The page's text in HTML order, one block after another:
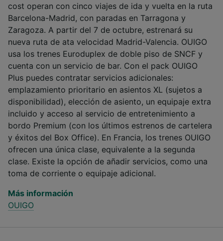
cost operan con cinco viajes de ida y vuelta en la ruta
Barcelona-Madrid, con paradas en Tarragona y
Zaragoza. A partir del 7 de octubre, estrenará su
nueva ruta de ata velocidad Madrid-Valencia. OUIGO
usa los trenes Euroduplex de doble piso de SNCF y
cuenta con un servicio de bar. Con el pack OUIGO
Plus puedes contratar servicios adicionales:
emplazamiento prioritario en asientos XL (sujetos a
disponibilidad), elección de asiento, un equipaje extra
incluido y acceso al servicio de entretenimiento a
bordo Premium (con los últimos estrenos de cartelera
y éxitos del Box Office). En Francia, los trenes OUIGO
ofrecen una única clase, equivalente a la segunda
clase. Existe la opción de añadir servicios, como una
toma de corriente o equipaje adicional.
Más información
OUIGO